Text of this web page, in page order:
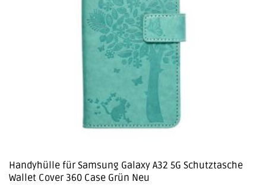
Handyhülle für Samsung Galaxy A32 5G Schutztasche
Wallet Cover 360 Case Grün Neu